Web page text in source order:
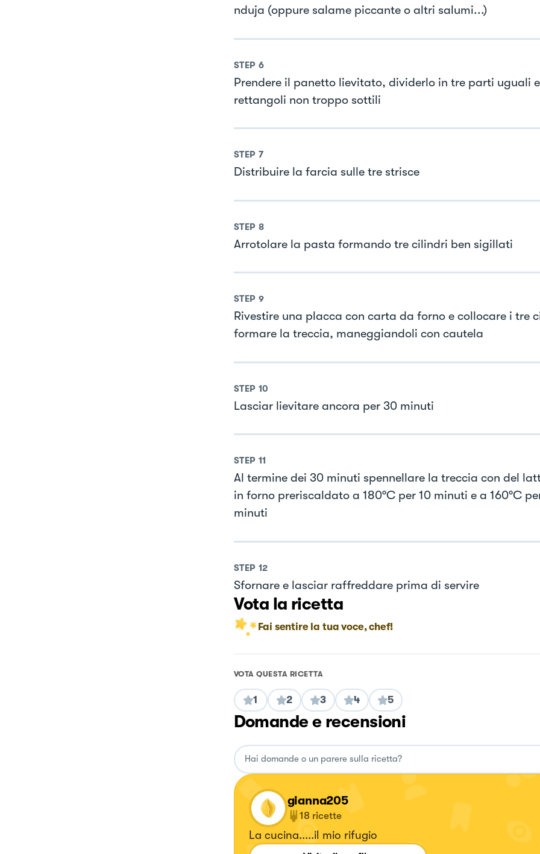
nduja (oppure salame piccante o altri salumi...)
STEP 6
Prendere il panetto lievitato, dividerlo in tre parti uguali
rettangoli non troppo sottili
STEP 7
Distribuire la farcia sulle tre strisce
STEP 8
Arrotolare la pasta formando tre cilindri ben sigillati
STEP 9
Rivestire una placca con carta da forno e collocare i tre
formare la treccia, maneggiandoli con cautela
STEP 10
Lasciar lievitare ancora per 30 minuti
STEP 11
Al termine dei 30 minuti spennellare la treccia con del
in forno preriscaldato a 180°C per 10 minuti e a 160°C
minuti
STEP 12
Sfornare e lasciar raffreddare prima di servire
Vota la ricetta
Fai sentire la tua voce, chef!
VOTA QUESTA RICETTA
1 2 3 4 5
Domande e recensioni
gianna205
18 ricette
La cucina.....il mio rifugio